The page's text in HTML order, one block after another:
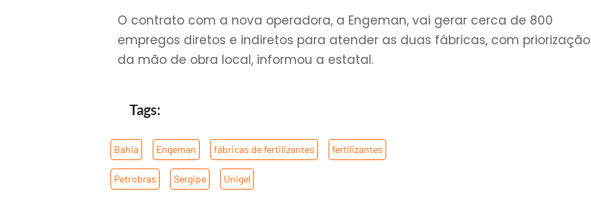
O contrato com a nova operadora, a Engeman, vai gerar cerca de 800
empregos diretos e indiretos para atender as duas fábricas, com priorização
da mão de obra local, informou a estatal.
Tags:
Bahia Engeman fábricas de fertilizantes fertilizantes
Petrobras Sergipe Unigel